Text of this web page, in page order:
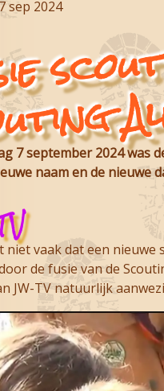
7 sep 2024
7 september 2024 was
naam en de nieuwe
niet vaak dat een nieuwe
de fusie van de
JW-TV natuurlijk